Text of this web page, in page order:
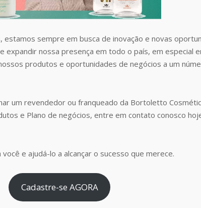
sempre em busca de inovação e novas
expandir nossa presença em todo o país, em especial
produtos e oportunidades de negócios a um
um revendedor ou franqueado da Bortoletto
e Plano de negócios, entre em contato conosco
e ajudá-lo a alcançar o sucesso que merece.
Cadastre-se AGORA